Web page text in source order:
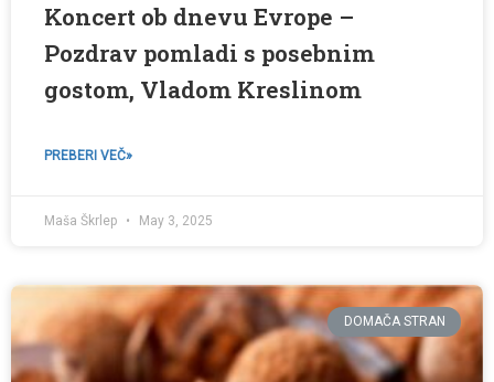
Koncert ob dnevu Evrope –
Pozdrav pomladi s posebnim
gostom, Vladom Kreslinom
PREBERI VEČ»
Maša Škrlep May 3, 2025
DOMAČA STRAN